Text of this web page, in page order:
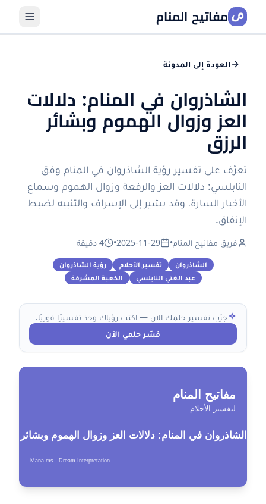
مفاتيح المنام
العودة إلى المدونة
الشاذروان في المنام: دلالات
العز وزوال الهموم وبشائر
الرزق
تعرّف على تفسير رؤية الشاذروان في المنام وفق
النابلسي: دلالات العز والرفعة وزوال الهموم وسماع
الأخبار السارة، وقد يشير إلى الإسراف والتنبيه لضبط
الإنفاق.
فريق مفاتيح المنام•
2025-11-29
• 4 دقيقة
الشاذروان تفسير الأحلام
رؤية الشاذروان
عبد الغني النابلسي
الكعبة المشرفة
جرّب تفسير حلمك الآن — اكتب رؤياك وخذ تفسيرًا فوريًا.
فسّر حلمي الآن